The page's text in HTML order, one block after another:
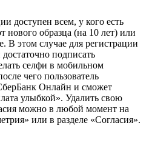
доступен всем, у кого есть
нового образца (на 10 лет) или
В этом случае для регистрации
подписать
селфи в мобильном
чего пользователь
Онлайн и сможет
улыбкой». Удалить свою
можно в любой момент на
или в разделе «Согласия».